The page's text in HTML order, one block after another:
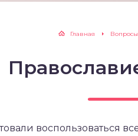
Главная
воспользоваться